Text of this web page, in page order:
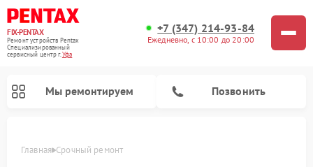
FIX-PENTAX
Ремонт устройств Pentax
Специализированный
cервисный центр г.Уфа
+7 (347) 214-93-84
Ежедневно, с 10:00 до 20:00
Мы ремонтируем Позвонить
Главная Срочный ремонт